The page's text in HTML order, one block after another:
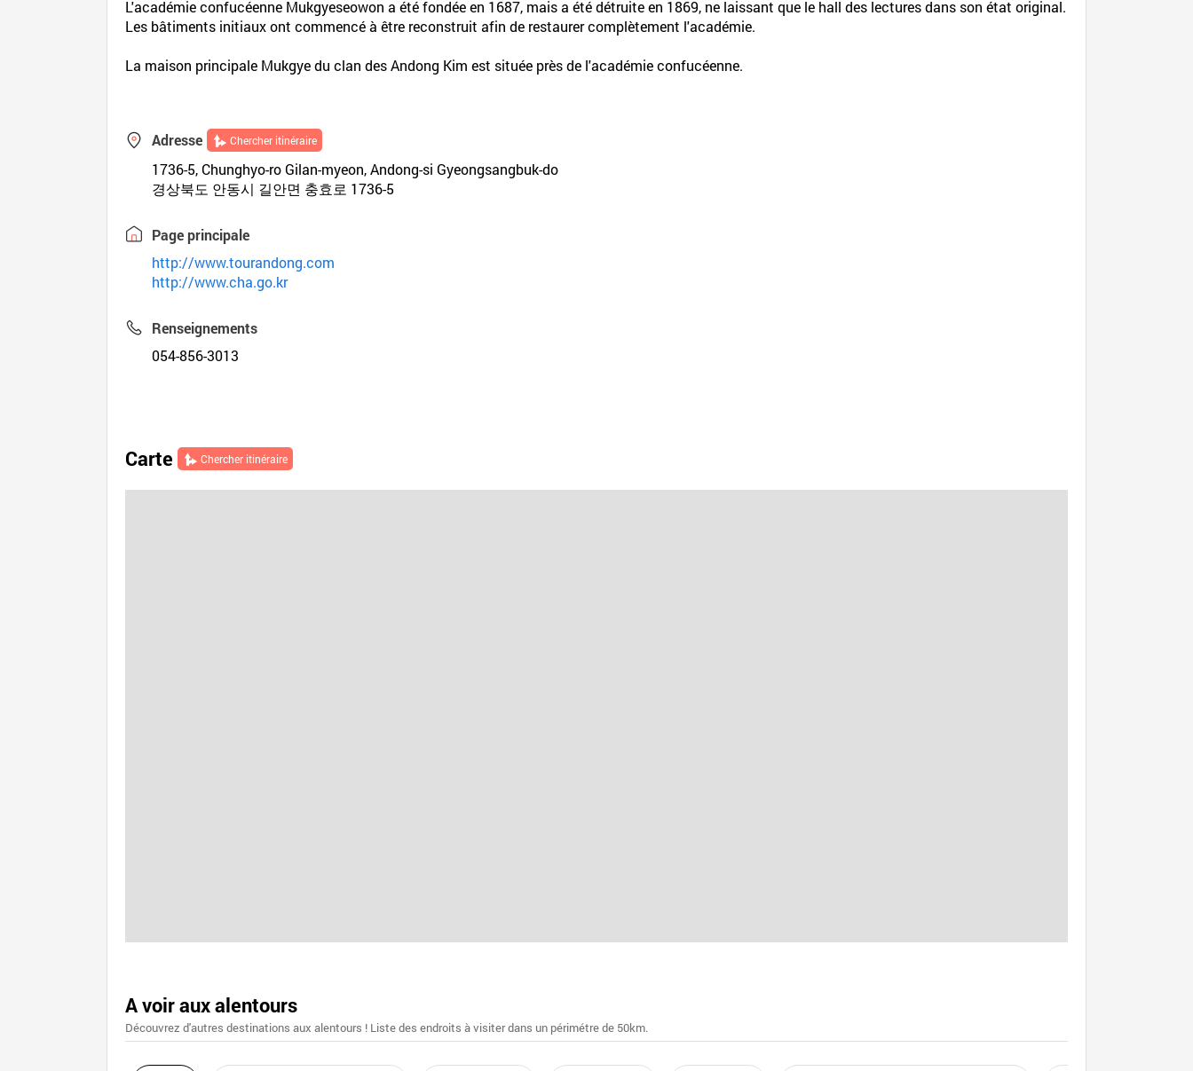
L'académie confucéenne Mukgyeseowon a été fondée en 1687, mais a été détruite en 1869, ne laissant que le hall des lectures dans son état original.
Les bâtiments initiaux ont commencé à être reconstruit afin de restaurer complètement l'académie.
La maison principale Mukgye du clan des Andong Kim est située près de l'académie confucéenne.
Adresse Chercher itinéraire
1736-5, Chunghyo-ro Gilan-myeon, Andong-si Gyeongsangbuk-do
경상북도 안동시 길안면 충효로 1736-5
Page principale
http://www.tourandong.com
http://www.cha.go.kr
Renseignements
054-856-3013
Carte Chercher itinéraire
A voir aux alentours
Découvrez d'autres destinations aux alentours ! Liste des endroits à visiter dans un périmétre de 50km.